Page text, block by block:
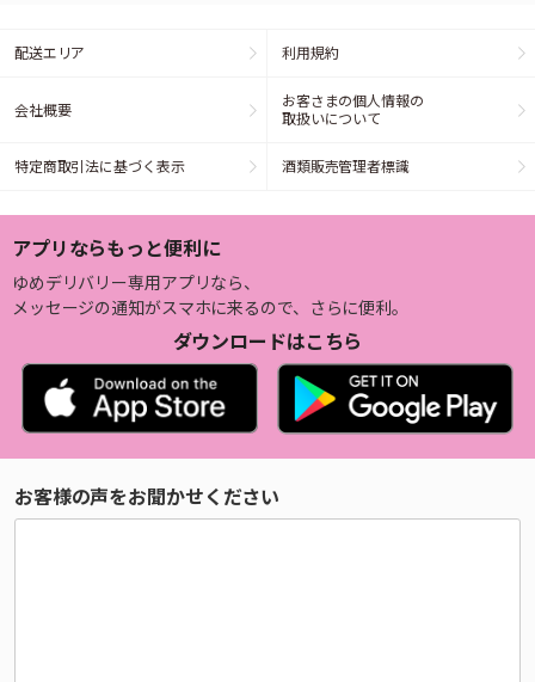
配送エリア 利用規約
会社概要
お客さまの個人情報の
取扱いについて
特定商取引法に基づく表示 酒類販売管理者標識
アプリならもっと便利に
ゆめデリバリー専用アプリなら、
メッセージの通知がスマホに来るので、さらに便利。
ダウンロードはこちら
お客様の声をお聞かせください